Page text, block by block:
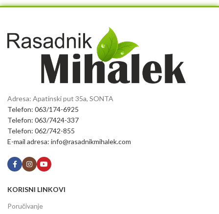
Adresa: Apatinski put 35a, SONTA
Telefon: 063/174-6925
Telefon: 063/7424-337
Telefon: 062/742-855
E-mail adresa: info@rasadnikmihalek.com
KORISNI LINKOVI
Poručivanje